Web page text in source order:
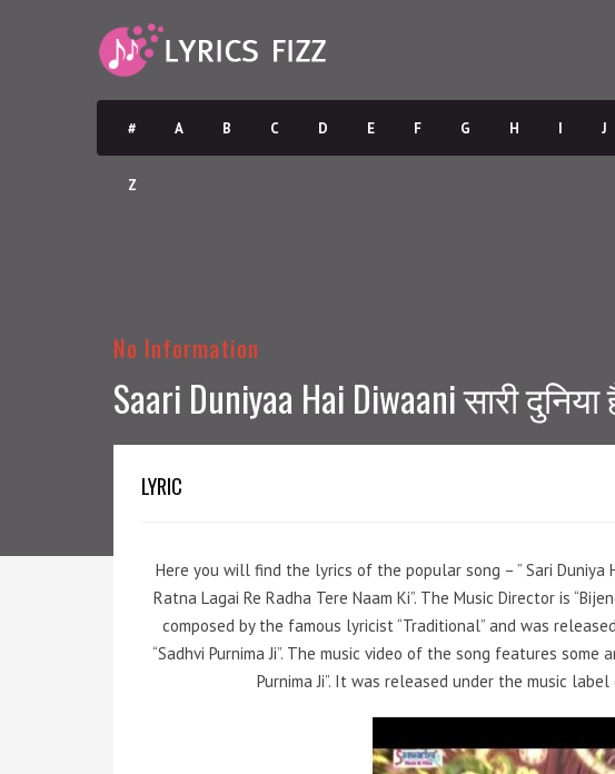
# A B C D E F G H I J
Z
No Information
Saari Duniyaa Hai Diwaani सारी
LYRIC
Here you will find the lyrics of the popular song – ” Sari Duniya
Ratna Lagai Re Radha Tere Naam Ki”. The Music Director is
composed by the famous lyricist “Traditional” and was
“Sadhvi Purnima Ji”. The music video of the song features
Purnima Ji”. It was released under the music label